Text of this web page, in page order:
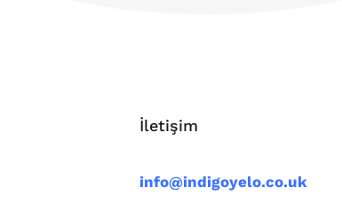
İletişim
info@indigoyelo.co.uk